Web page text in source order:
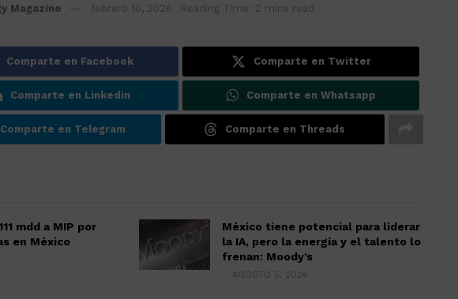
Magazine febrero 10, 2026 Reading Time: 2 mins read
Comparte en Facebook Comparte en Twitter
Comparte en Linkedin Comparte en Whatsapp
Comparte en Telegram Comparte en Threads
mdd a MIP por
en México
México tiene potencial para liderar
la IA, pero la energía y el talento lo
frenan: Moody’s
AGOSTO 5, 2026